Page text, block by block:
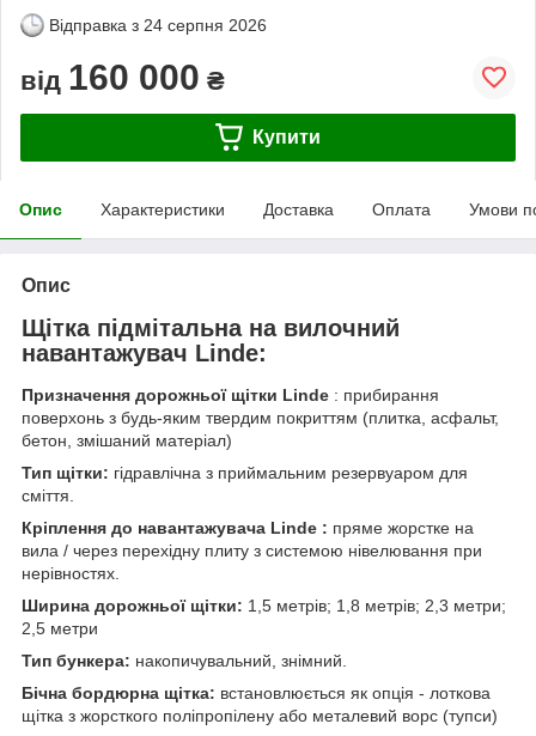
Відправка з 24 серпня 2026
від 160 000 ₴
Купити
Опис Характеристики Доставка Оплата Умови
Опис
Щітка підмітальна на вилочний
навантажувач Linde:
Призначення дорожньої щітки Linde : прибирання
поверхонь з будь-яким твердим покриттям (плитка, асфальт,
бетон, змішаний матеріал)
Тип щітки: гідравлічна з приймальним резервуаром для
сміття.
Кріплення до навантажувача Linde : пряме жорстке на
вила / через перехідну плиту з системою нівелювання при
нерівностях.
Ширина дорожньої щітки: 1,5 метрів; 1,8 метрів; 2,3 метри;
2,5 метри
Тип бункера: накопичувальний, знімний.
Бічна бордюрна щітка: встановлюється як опція - лоткова
щітка з жорсткого поліпропілену або металевий ворс (тупси)